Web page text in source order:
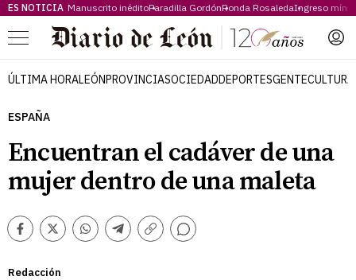
ES NOTICIA Manuscrito inéditoParadilla GordónRonda RosaledaIngreso
Menú
ÚLTIMA HORALEÓNPROVINCIASOCIEDADDEPORTESGENTECULTURA
ESPAÑA
Encuentran el cadáver de una
mujer dentro de una maleta
Facebook
TwitterWhatsappTelegram
Copiar
Comentarios
Redacción